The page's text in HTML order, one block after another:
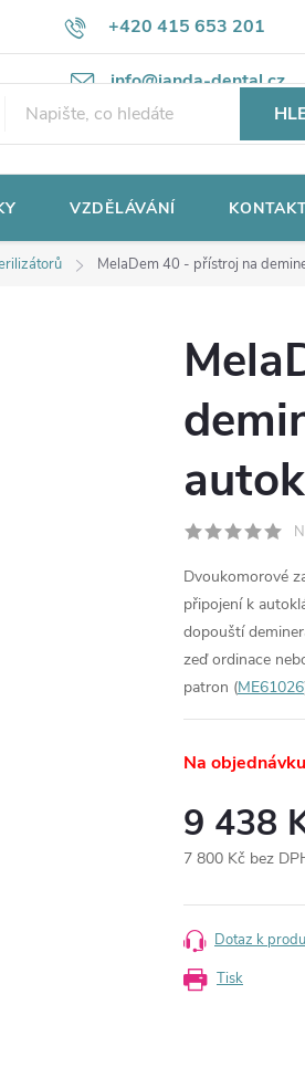
+420 415 653 201
info@janda-dental.cz
poradit? Ochrana osobních údajů
VZDĚLÁVÁNÍ
MelaDem 40 - přístroj na
Dvoukomorové
připojení k
dopouští
zeď ordinace
patron (ME61026
Na objednávku
9 438
7 800 Kč bez
cena:
Tisk
Dotaz k